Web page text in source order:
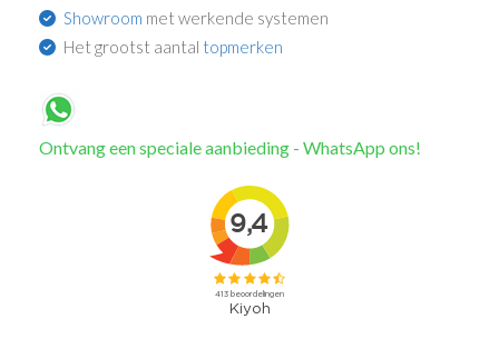
Showroom met werkende systemen
Het grootst aantal topmerken
Ontvang een speciale aanbieding - WhatsApp ons!